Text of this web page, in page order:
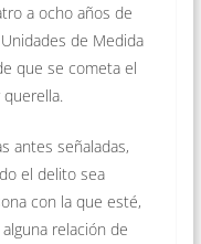
a ocho años de
de Medida
que se cometa el
antes señaladas,
el delito sea
con la que esté,
relación de